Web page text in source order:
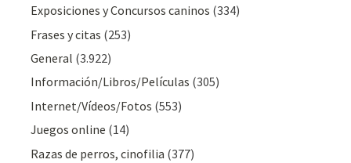
Exposiciones y Concursos caninos (334)
Frases y citas (253)
General (3.922)
Información/Libros/Películas (305)
Internet/Vídeos/Fotos (553)
Juegos online (14)
Razas de perros, cinofilia (377)